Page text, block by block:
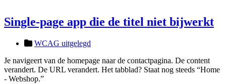
Single-page app die de titel niet bijwerkt
WCAG uitgelegd
Je navigeert van de homepage naar de contactpagina. De content
verandert. De URL verandert. Het tabblad? Staat nog steeds “Home
- Webshop.”